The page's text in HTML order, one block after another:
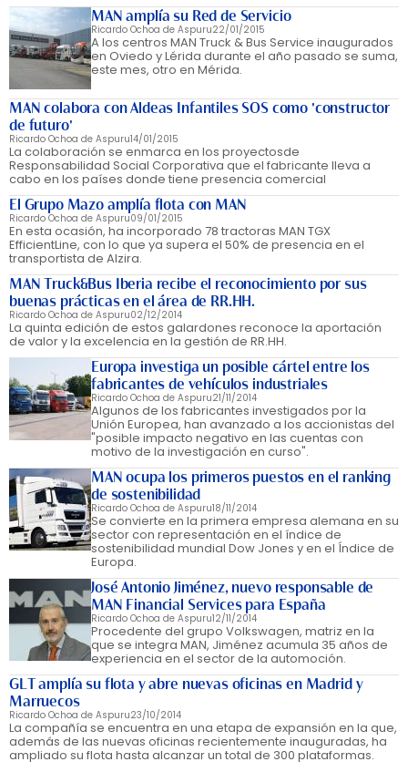
MAN amplía su Red de Servicio
Ricardo Ochoa de Aspuru22/01/2015
A los centros MAN Truck & Bus Service inaugurados
en Oviedo y Lérida durante el año pasado se suma,
este mes, otro en Mérida.
MAN colabora con Aldeas Infantiles SOS como 'constructor
de futuro'
Ricardo Ochoa de Aspuru14/01/2015
La colaboración se enmarca en los proyectosde
Responsabilidad Social Corporativa que el fabricante lleva a
cabo en los países donde tiene presencia comercial
El Grupo Mazo amplía flota con MAN
Ricardo Ochoa de Aspuru09/01/2015
En esta ocasión, ha incorporado 78 tractoras MAN TGX
EfficientLine, con lo que ya supera el 50% de presencia en el
transportista de Alzira.
MAN Truck&Bus Iberia recibe el reconocimiento por sus
buenas prácticas en el área de RR.HH.
Ricardo Ochoa de Aspuru02/12/2014
La quinta edición de estos galardones reconoce la aportación
de valor y la excelencia en la gestión de RR.HH.
Europa investiga un posible cártel entre los
fabricantes de vehículos industriales
Ricardo Ochoa de Aspuru21/11/2014
Algunos de los fabricantes investigados por la
Unión Europea, han avanzado a los accionistas del
"posible impacto negativo en las cuentas con
motivo de la investigación en curso".
MAN ocupa los primeros puestos en el ranking
de sostenibilidad
Ricardo Ochoa de Aspuru18/11/2014
Se convierte en la primera empresa alemana en su
sector con representación en el índice de
sostenibilidad mundial Dow Jones y en el Índice de
Europa.
José Antonio Jiménez, nuevo responsable de
MAN Financial Services para España
Ricardo Ochoa de Aspuru12/11/2014
Procedente del grupo Volkswagen, matriz en la
que se integra MAN, Jiménez acumula 35 años de
experiencia en el sector de la automoción.
GLT amplía su flota y abre nuevas oficinas en Madrid y
Marruecos
Ricardo Ochoa de Aspuru23/10/2014
La compañía se encuentra en una etapa de expansión en la que,
además de las nuevas oficinas recientemente inauguradas, ha
ampliado su flota hasta alcanzar un total de 300 plataformas.